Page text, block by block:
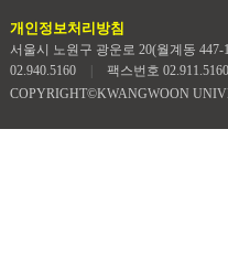
개인정보처리방침
서울시 노원구 광운로 20(월계동 447-
02.940.5160
팩스번호 02.911.5160
COPYRIGHT©KWANGWOON